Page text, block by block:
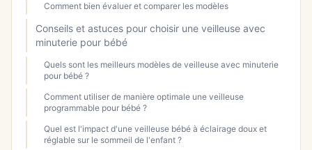
Comment bien évaluer et comparer les modèles
Conseils et astuces pour choisir une veilleuse avec
minuterie pour bébé
Quels sont les meilleurs modèles de veilleuse avec minuterie
pour bébé ?
Comment utiliser de manière optimale une veilleuse
programmable pour bébé ?
Quel est l'impact d'une veilleuse bébé à éclairage doux et
réglable sur le sommeil de l'enfant ?